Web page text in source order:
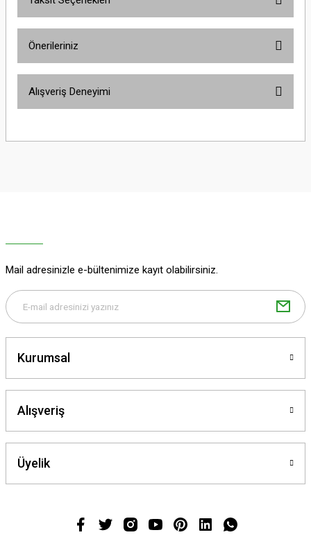
Önerileriniz
yetersiz gördüğünüz noktaları öneri formunu kullanarak tarafımıza
Gönder
Alışveriş Deneyimi
Mail adresinizle e-bültenimize kayıt olabilirsiniz.
Kurumsal
Alışveriş
Üyelik